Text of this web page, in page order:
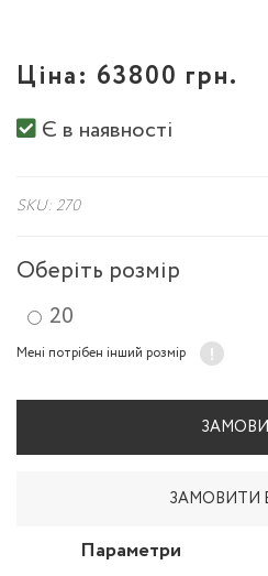
Ціна: 63800 грн.
Є в наявності
SKU: 270
Оберіть розмір
20
Мені потрібен інший розмір
ЗАМОВИТИ
Параметри